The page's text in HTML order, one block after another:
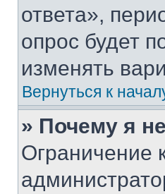
ответа»,
опрос будет
изменять
Вернуться к
» Почему я
Ограничение